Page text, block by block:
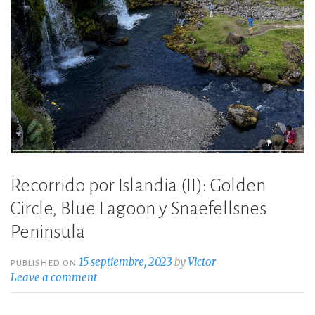
Recorrido por Islandia (II): Golden
Circle, Blue Lagoon y Snaefellsnes
Peninsula
PUBLISHED ON15 septiembre, 2023 byVictor
Leave a comment